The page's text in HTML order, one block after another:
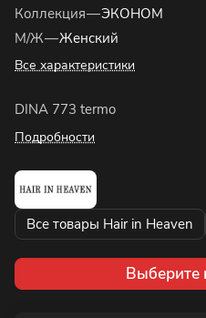
Коллекция—ЭКОНОМ
М/Ж—Женский
Все характеристики
DINA 773 termo
Подробности
Все товары Hair in Heaven
Выберите